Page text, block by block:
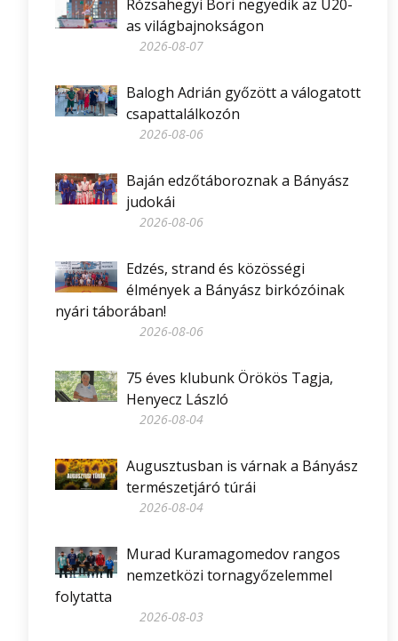
Rózsahegyi Bori negyedik az U20-
as világbajnokságon
2026-08-07
Balogh Adrián győzött a válogatott
csapattalálkozón
2026-08-06
Baján edzőtáboroznak a Bányász
judokái
2026-08-06
Edzés, strand és közösségi
élmények a Bányász birkózóinak
nyári táborában!
2026-08-06
75 éves klubunk Örökös Tagja,
Henyecz László
2026-08-04
Augusztusban is várnak a Bányász
természetjáró túrái
2026-08-04
Murad Kuramagomedov rangos
nemzetközi tornagyőzelemmel
folytatta
2026-08-03